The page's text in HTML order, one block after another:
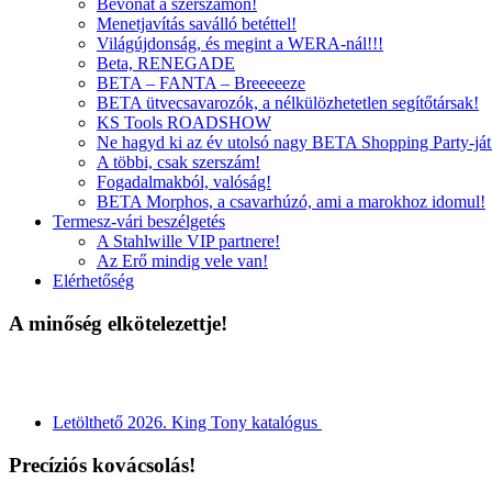
Bevonat a szerszámon!
Menetjavítás saválló betéttel!
Világújdonság, és megint a WERA-nál!!!
Beta, RENEGADE
BETA – FANTA – Breeeeeze
BETA ütvecsavarozók, a nélkülözhetetlen segítőtársak!
KS Tools ROADSHOW
Ne hagyd ki az év utolsó nagy BETA Shopping Party-
A többi, csak szerszám!
Fogadalmakból, valóság!
BETA Morphos, a csavarhúzó, ami a marokhoz idomul!
Termesz-vári beszélgetés
A Stahlwille VIP partnere!
Az Erő mindig vele van!
Elérhetőség
A minőség elkötelezettje!
Letölthető 2026. King Tony katalógus
Precíziós kovácsolás!